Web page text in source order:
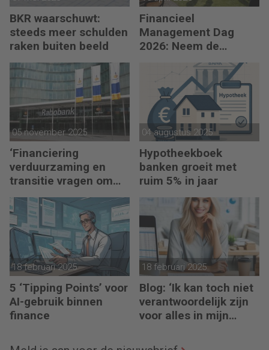
BKR waarschuwt:
steeds meer schulden
raken buiten beeld
Financieel
Management Dag
2026: Neem de
toekomst in eigen
05 november 2025
‘Financiering
verduurzaming en
transitie vragen om
minder regels’
04 augustus 2025
Hypotheekboek
banken groeit met
ruim 5% in jaar
18 februari 2025
5 ‘Tipping Points’ voor
AI-gebruik binnen
finance
18 februari 2025
Blog: ‘Ik kan toch niet
verantwoordelijk zijn
voor alles in mijn